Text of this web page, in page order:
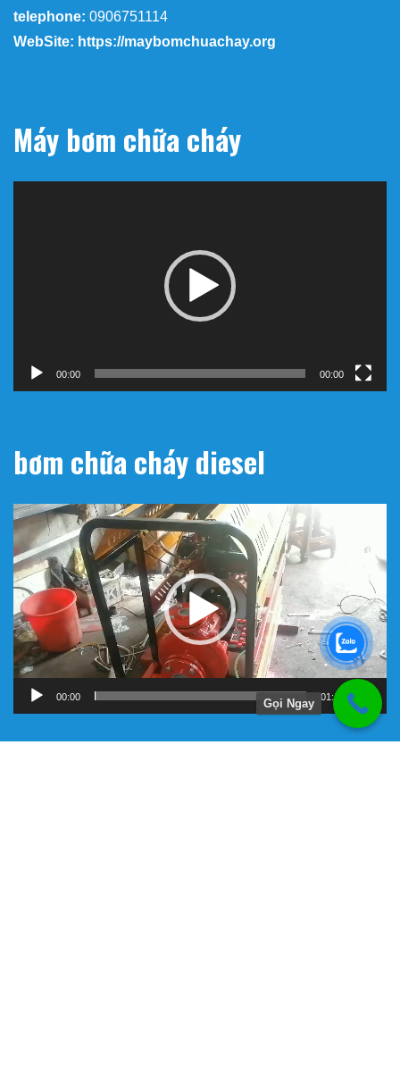
telephone: 0906751114
WebSite: https://maybomchuachay.org
Máy bơm chữa cháy
00:00 00:00
bơm chữa cháy diesel
Trình
chơi
Video
00:00 01:11
Gọi Ngay